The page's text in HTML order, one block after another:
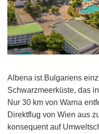
Albena ist Bulgariens
Schwarzmeerküste, das
Nur 30 km von Warna
Direktflug von Wien aus
konsequent auf